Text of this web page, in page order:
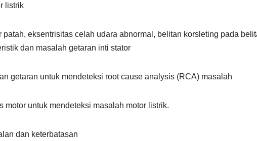
listrik
eksentrisitas celah udara abnormal, belitan korsleting pada
dan masalah getaran inti stator
getaran untuk mendeteksi root cause analysis (RCA) masalah
motor untuk mendeteksi masalah motor listrik.
dan keterbatasan